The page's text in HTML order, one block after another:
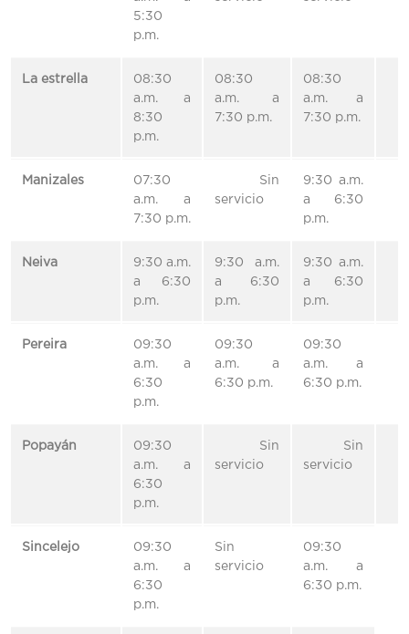
5:30
p.m.
La estrella
08:30
a.m. a
8:30
p.m.
08:30
a.m. a
7:30 p.m.
08:30
a.m. a
7:30 p.m.
Manizales
07:30
a.m. a
7:30 p.m.
Sin
servicio
9:30 a.m.
a 6:30
p.m.
Neiva
9:30 a.m.
a 6:30
p.m.
9:30 a.m.
a 6:30
p.m.
9:30 a.m.
a 6:30
p.m.
Pereira
09:30
a.m. a
6:30
p.m.
09:30
a.m. a
6:30 p.m.
09:30
a.m. a
6:30 p.m.
Popayán
09:30
a.m. a
6:30
p.m.
Sin
servicio
Sin
servicio
Sincelejo
09:30
a.m. a
6:30
p.m.
Sin
servicio
09:30
a.m. a
6:30 p.m.